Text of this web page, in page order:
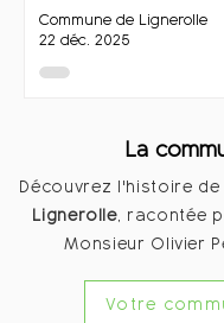
Commune de Lignerolle
22 déc. 2025
La
Découvrez l'histoire
Lignerolle, racontée
Monsieur Olivier
Votre